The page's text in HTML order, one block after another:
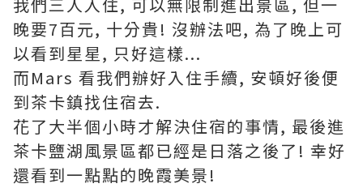
我們三人入住, 可以無限制進出景區, 但一
晚要7百元, 十分貴! 沒辦法吧, 為了晚上可
以看到星星, 只好這樣...
而Mars 看我們辦好入住手續, 安頓好後便
到茶卡鎮找住宿去.
花了大半個小時才解決住宿的事情, 最後進
茶卡鹽湖風景區都已經是日落之後了! 幸好
還看到一點點的晚霞美景!